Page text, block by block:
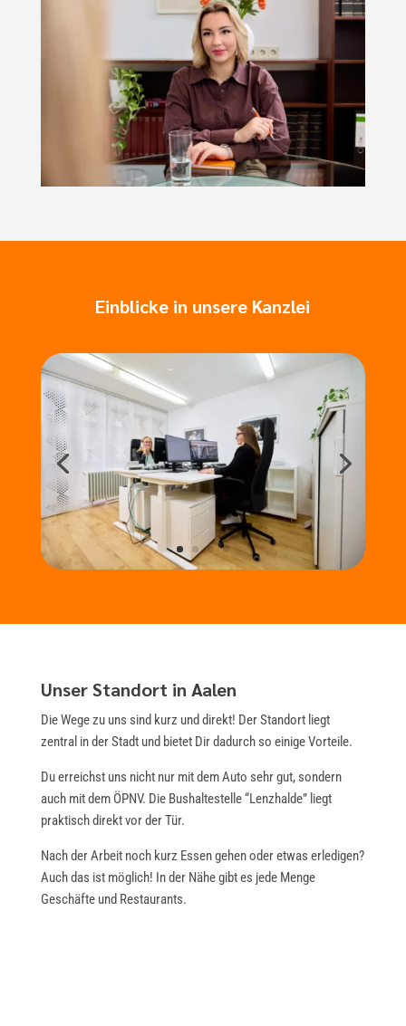
Einblicke in unsere Kanzlei
Unser Standort in Aalen
Die Wege zu uns sind kurz und direkt! Der Standort liegt
zentral in der Stadt und bietet Dir dadurch so einige Vorteile.
Du erreichst uns nicht nur mit dem Auto sehr gut, sondern
auch mit dem ÖPNV. Die Bushaltestelle “Lenzhalde” liegt
praktisch direkt vor der Tür.
Nach der Arbeit noch kurz Essen gehen oder etwas erledigen?
Auch das ist möglich! In der Nähe gibt es jede Menge
Geschäfte und Restaurants.